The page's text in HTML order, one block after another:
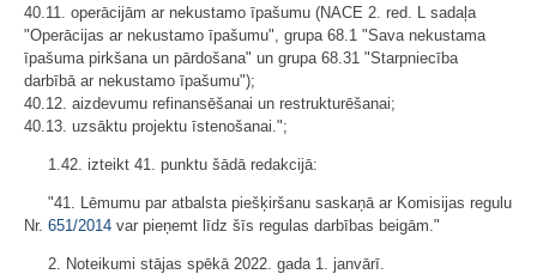
40.11. operācijām ar nekustamo īpašumu (NACE 2. red. L sadaļa
"Operācijas ar nekustamo īpašumu", grupa 68.1 "Sava nekustama
īpašuma pirkšana un pārdošana" un grupa 68.31 "Starpniecība
darbībā ar nekustamo īpašumu");
40.12. aizdevumu refinansēšanai un restrukturēšanai;
40.13. uzsāktu projektu īstenošanai.";
1.42. izteikt 41. punktu šādā redakcijā:
"41. Lēmumu par atbalsta piešķiršanu saskaņā ar Komisijas regulu
Nr. 651/2014 var pieņemt līdz šīs regulas darbības beigām."
2. Noteikumi stājas spēkā 2022. gada 1. janvārī.